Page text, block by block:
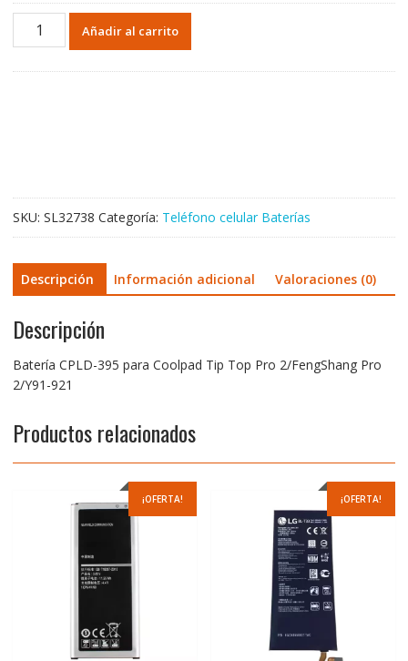
Batería
CPLD-
Pro
2/Y91-
921
cantidad
Añadir al carrito
SKU: SL32738 Categoría: Teléfono celular Baterías
Descripción Información adicional Valoraciones (0)
Descripción
Batería CPLD-395 para Coolpad Tip Top Pro 2/FengShang Pro
2/Y91-921
Productos relacionados
¡OFERTA! ¡OFERTA!